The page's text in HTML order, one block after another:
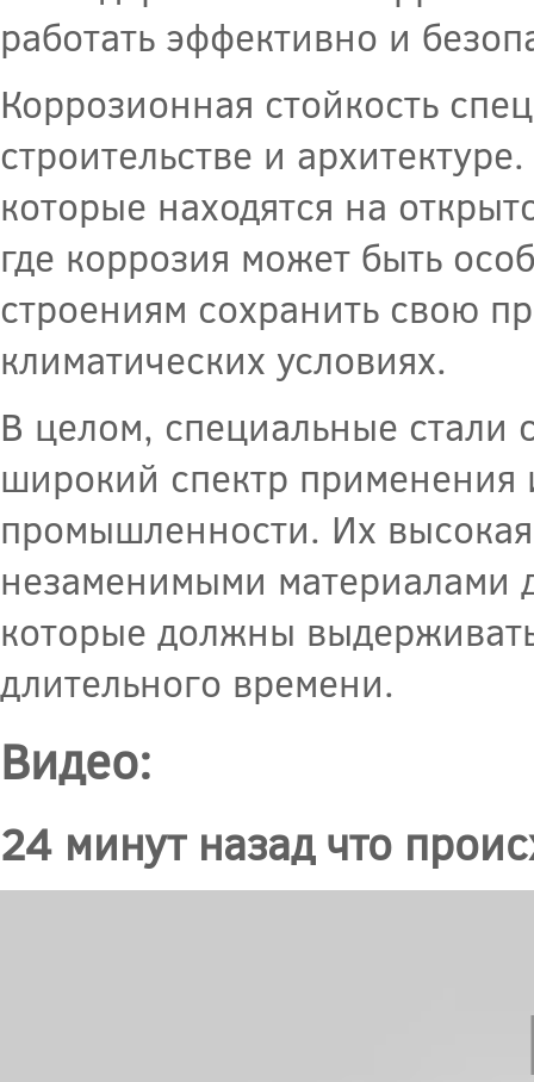
работать эффективно и
Коррозионная стойкость
строительстве и
которые находятся на
где коррозия может быть
строениям сохранить свою
климатических условиях.
В целом, специальные стали
широкий спектр применения
промышленности. Их
незаменимыми материалами
которые должны
длительного времени.
Видео:
24 минут назад что